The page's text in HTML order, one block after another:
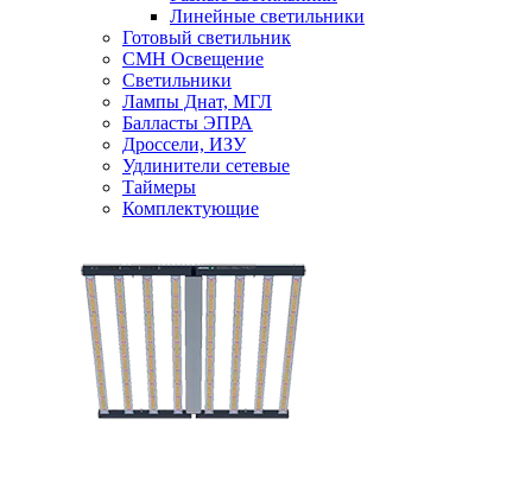
Линейные светильники
Готовый светильник
CMH Освещение
Светильники
Лампы Днат, МГЛ
Балласты ЭПРА
Дроссели, ИЗУ
Удлинители сетевые
Таймеры
Комплектующие